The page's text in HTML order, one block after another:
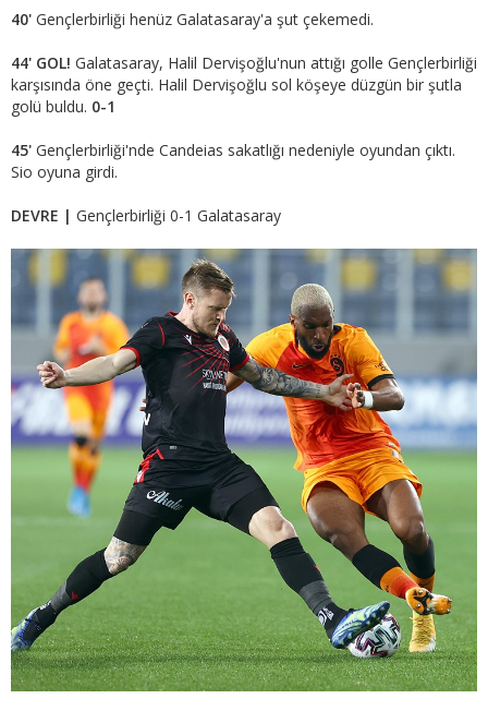
40' Gençlerbirliği henüz Galatasaray'a şut çekemedi.
44' GOL! Galatasaray, Halil Dervişoğlu'nun attığı golle Gençlerbirliği
karşısında öne geçti. Halil Dervişoğlu sol köşeye düzgün bir şutla
golü buldu. 0-1
45' Gençlerbirliği'nde Candeias sakatlığı nedeniyle oyundan çıktı.
Sio oyuna girdi.
DEVRE | Gençlerbirliği 0-1 Galatasaray